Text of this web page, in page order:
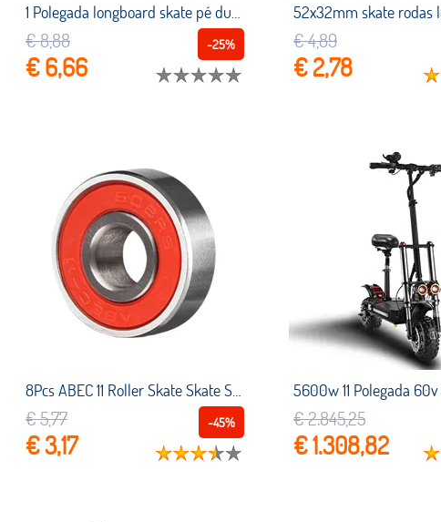
1 Polegada longboard skate pé duplo, legal e elegante, skate padrão para meninos, meninas, adolescentes e iniciantes
-25%
€ 8,88
€ 6,66
€ 4,89
€ 2,78
8Pcs ABEC 11 Roller Skate Skate Scooter de Roda Rolamentos de Alta Velocidade Rolamentos de Patins de Rolamento Rolamentos de Skate
-45%
€ 5,77
€ 3,17
€ 2.845,25
€ 1.308,82